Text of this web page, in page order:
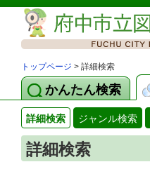
トップページ > 詳細検索
かんたん検索
詳細検索 ジャンル検索
詳細検索